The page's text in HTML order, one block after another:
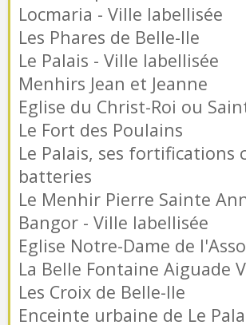
Locmaria - Ville labellisée
Les Phares de Belle-Ile
Le Palais - Ville labellisée
Menhirs Jean et Jeanne
Eglise du Christ-Roi ou
Le Fort des Poulains
Le Palais, ses fortifications
batteries
Le Menhir Pierre Sainte
Bangor - Ville labellisée
Eglise Notre-Dame de
La Belle Fontaine Aiguade
Les Croix de Belle-Ile
Enceinte urbaine de Le